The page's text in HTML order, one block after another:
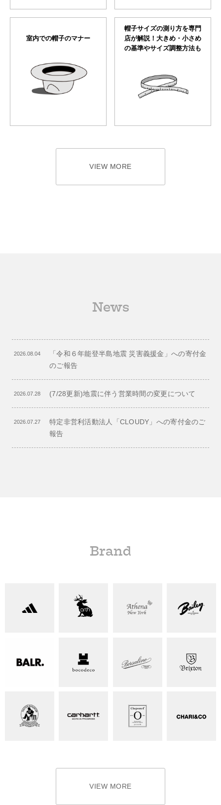
室内での帽子のマナー
帽子サイズの測り方を専門
店が解説！大きめ・小さめ
の基準やサイズ調整方法も
VIEW MORE
News
2026.08.04
「令和６年能登半島地震 災害義援金」への寄付金
のご報告
2026.07.28 (7/28更新)地震に伴う営業時間の変更について
2026.07.27
特定非営利活動法人「CLOUDY」への寄付金のご
報告
Brand
VIEW MORE